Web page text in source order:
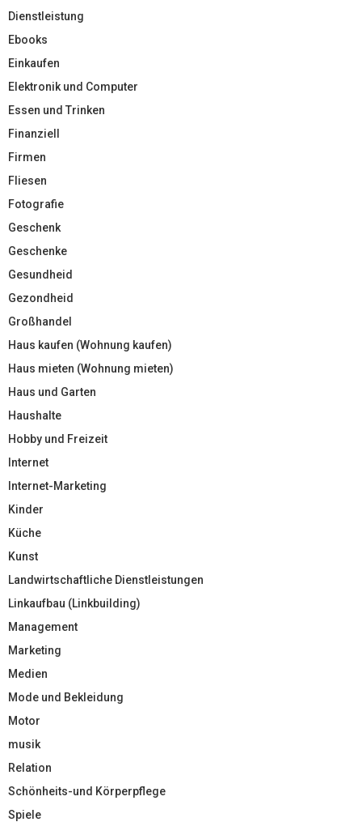
Dienstleistung
Ebooks
Einkaufen
Elektronik und Computer
Essen und Trinken
Finanziell
Firmen
Fliesen
Fotografie
Geschenk
Geschenke
Gesundheid
Gezondheid
Großhandel
Haus kaufen (Wohnung kaufen)
Haus mieten (Wohnung mieten)
Haus und Garten
Haushalte
Hobby und Freizeit
Internet
Internet-Marketing
Kinder
Küche
Kunst
Landwirtschaftliche Dienstleistungen
Linkaufbau (Linkbuilding)
Management
Marketing
Medien
Mode und Bekleidung
Motor
musik
Relation
Schönheits-und Körperpflege
Spiele